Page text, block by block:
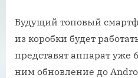
Будущий топовый
из коробки будет
представят аппарат уже
ним обновление до